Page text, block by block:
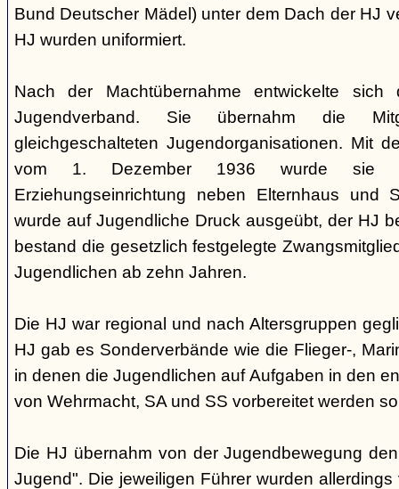
Bund Deutscher Mädel) unter dem Dach der HJ
HJ wurden uniformiert.
Nach der Machtübernahme entwickelte
Jugendverband. Sie übernahm die
gleichgeschalteten Jugendorganisationen. Mit
vom 1. Dezember 1936 wurde sie
Erziehungseinrichtung neben Elternhaus und
wurde auf Jugendliche Druck ausgeübt, der HJ
bestand die gesetzlich festgelegte
Jugendlichen ab zehn Jahren.
Die HJ war regional und nach Altersgruppen
HJ gab es Sonderverbände wie die Flieger-,
in denen die Jugendlichen auf Aufgaben in den
von Wehrmacht, SA und SS vorbereitet werden
Die HJ übernahm von der Jugendbewegung
Jugend". Die jeweiligen Führer wurden